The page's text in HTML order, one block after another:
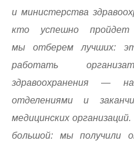
и министерства
кто успешно
мы отберем лучших:
работать
здравоохранения —
отделениями и
медицинских
большой: мы получили